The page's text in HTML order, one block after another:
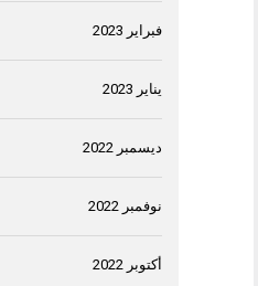
فبراير 2023
يناير 2023
ديسمبر 2022
نوفمبر 2022
أكتوبر 2022